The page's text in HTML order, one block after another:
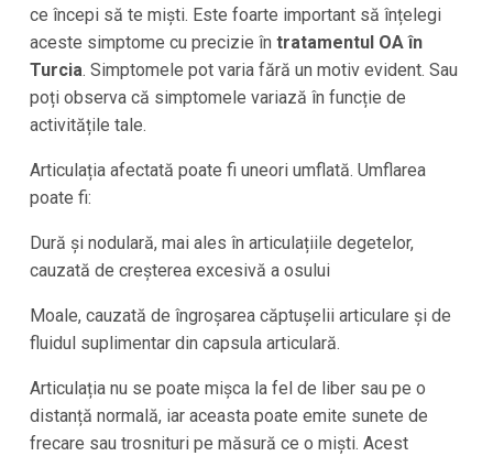
ce începi să te miști. Este foarte important să înțelegi
aceste simptome cu precizie în tratamentul OA în
Turcia. Simptomele pot varia fără un motiv evident. Sau
poți observa că simptomele variază în funcție de
activitățile tale.
Articulația afectată poate fi uneori umflată. Umflarea
poate fi:
Dură și nodulară, mai ales în articulațiile degetelor,
cauzată de creșterea excesivă a osului
Moale, cauzată de îngroșarea căptușelii articulare și de
fluidul suplimentar din capsula articulară.
Articulația nu se poate mișca la fel de liber sau pe o
distanță normală, iar aceasta poate emite sunete de
frecare sau trosnituri pe măsură ce o miști. Acest